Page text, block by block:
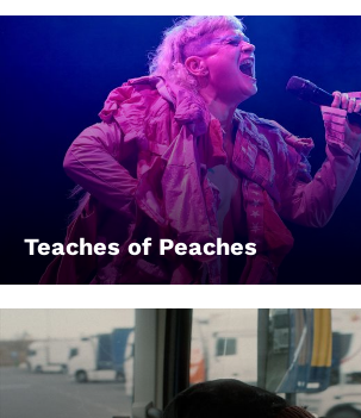
Teaches of Peaches